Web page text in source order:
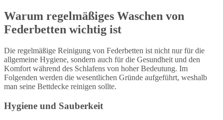
Warum regelmäßiges Waschen von
Federbetten wichtig ist
Die regelmäßige Reinigung von Federbetten ist nicht nur für die
allgemeine Hygiene, sondern auch für die Gesundheit und den
Komfort während des Schlafens von hoher Bedeutung. Im
Folgenden werden die wesentlichen Gründe aufgeführt, weshalb
man seine Bettdecke reinigen sollte.
Hygiene und Sauberkeit